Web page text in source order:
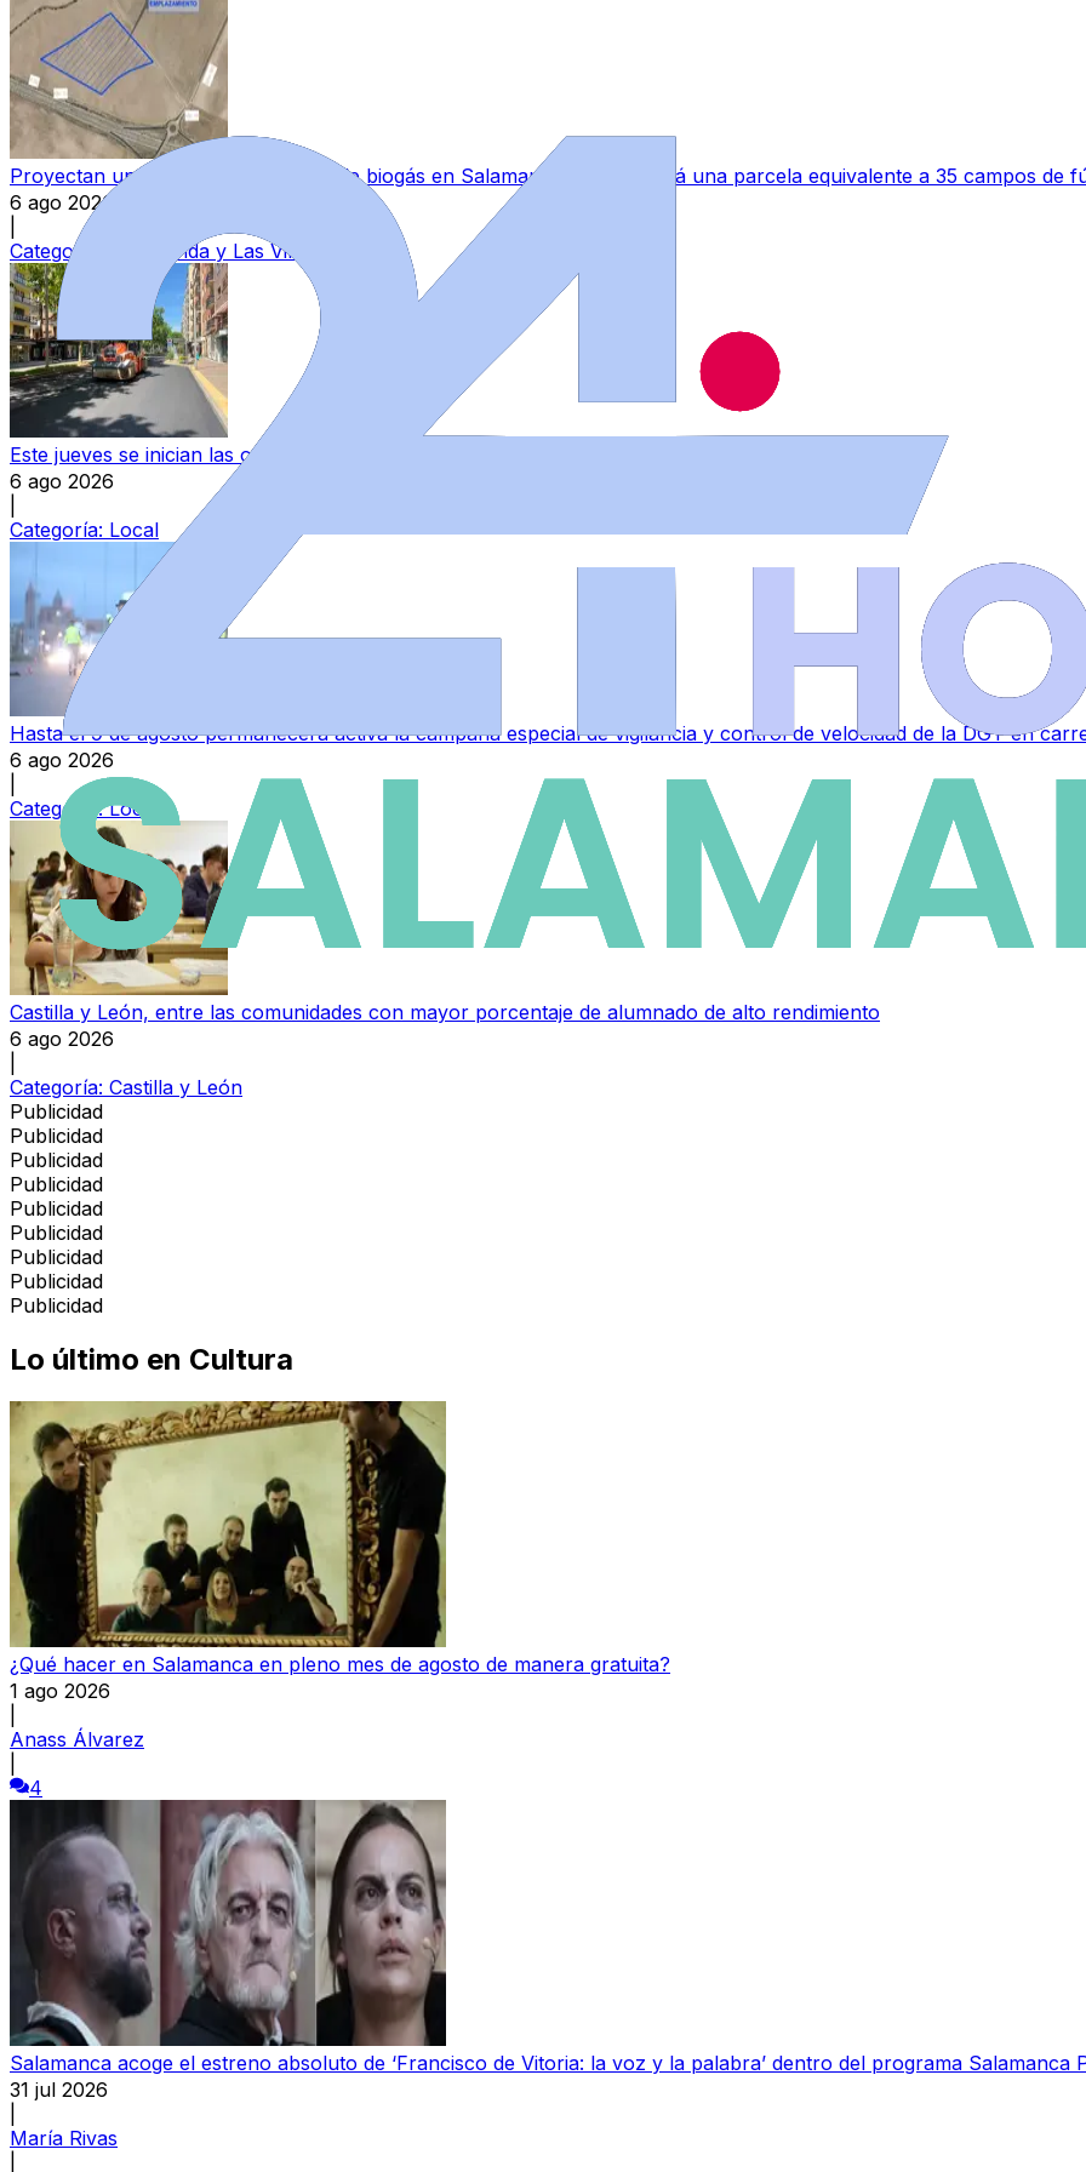
Proyectan una nueva macroplanta de biogás en Salamanca que ocupará una parcela equivalente a 35 campos de
6 ago 2026
Categoría:
Peñaranda y Las Villas
Este jueves se inician las obras de asfaltado en once vías de Salamanca
6 ago 2026
Categoría: Local
Hasta el 9 de agosto permanecerá activa la campaña especial de vigilancia y control de velocidad de la DGT en
6 ago 2026
Categoría:Local
Castilla y León, entre las comunidades con mayor porcentaje de alumnado de alto rendimiento
6 ago 2026
Categoría: Castilla y León
Publicidad
Publicidad
Publicidad
Publicidad
Publicidad
Publicidad
Publicidad
Publicidad
Publicidad
Lo último en Cultura
¿Qué hacer en Salamanca en pleno mes de agosto de manera gratuita?
1 ago 2026
Anass Álvarez
4
Salamanca acoge el estreno absoluto de ‘Francisco de Vitoria: la voz y la palabra’ dentro del programa Salamanca
31 jul 2026
María Rivas